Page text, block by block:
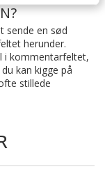
sende en sød
herunder.
i kommentarfeltet,
kan kigge på
stillede